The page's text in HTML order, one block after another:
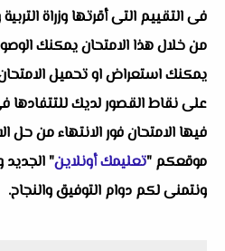
فى التقييم التى أقرتها وزراة
من خلال هذا الامتحان يمكنك
يمكنك استعراض او تحميل
على نقاط القصور لديك للتتفادها
فيها الامتحان فور الانتهاء من حل
موقعكم "تعليمك أونلاين" الجديد
ونتمنى لكم دوام التوفيق والنجاح.